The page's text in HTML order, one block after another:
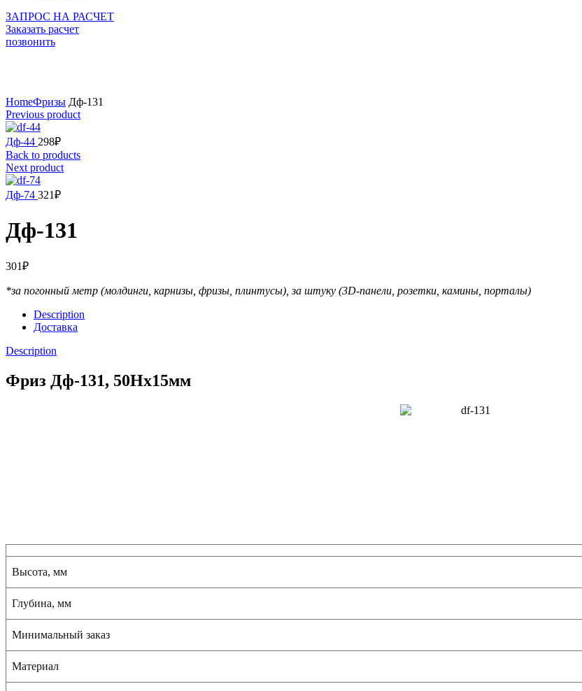
ЗАПРОС НА РАСЧЕТ
Заказать расчет
позвонить
HomeФризы Дф-131
Previous product
Дф-44 298₽
Back to products
Next product
Дф-74 321₽
Дф-131
301₽
*за погонный метр (молдинги, карнизы, фризы, плинтусы), за штуку (3D-панели, розетки, камины, порталы)
Description
Доставка
Description
Фриз Дф-131, 50Hx15мм
Высота, мм
Глубина, мм
Минимальный заказ
Материал